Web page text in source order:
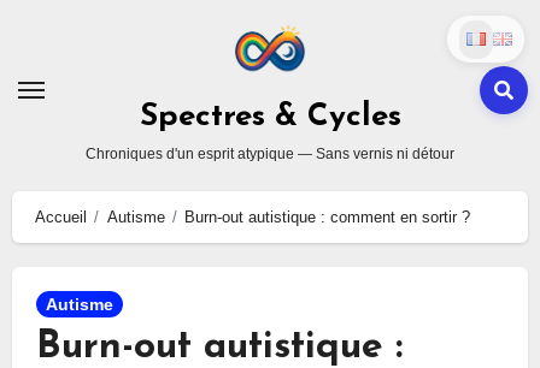
content
Spectres & Cycles
Chroniques d'un esprit atypique — Sans vernis ni détour
Accueil Autisme Burn-out autistique : comment en sortir ?
Autisme
Burn-out autistique :